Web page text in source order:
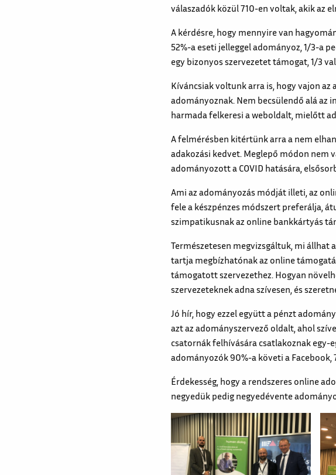
válaszadók közül 710-en voltak, akik az
A kérdésre, hogy mennyire van
52%-a eseti jelleggel adományoz, 1/3-a
egy bizonyos szervezetet támogat, 1/3
Kíváncsiak voltunk arra is, hogy vajon
adományoznak. Nem becsülendő alá az
harmada felkeresi a weboldalt, mielőtt
A felmérésben kitértünk arra a nem
adakozási kedvet. Meglepő módon
adományozott a COVID hatására,
Ami az adományozás módját illeti, az
fele a készpénzes módszert preferálja,
szimpatikusnak az online bankkártyás
Természetesen megvizsgáltuk, mi állhat
tartja megbízhatónak az online
támogatott szervezethez. Hogyan
szervezeteknek adna szívesen, és
Jó hír, hogy ezzel együtt a pénzt
azt az adományszervező oldalt, ahol
csatornák felhívására csatlakoznak egy-
adományozók 90%-a követi a Facebook,
Érdekesség, hogy a rendszeres online
negyedük pedig negyedévente